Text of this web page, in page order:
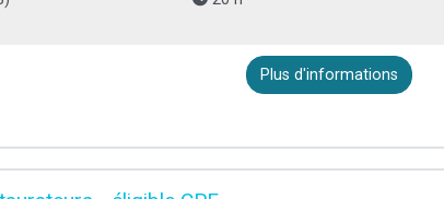
Plus d'informations